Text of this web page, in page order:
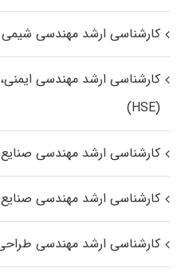
کارشناسی ارشد مهندسی شیمی
کارشناسی ارشد مهندسی
(HSE)
کارشناسی ارشد مهندسی صنایع
کارشناسی ارشد مهندسی
کارشناسی ارشد مهندسی